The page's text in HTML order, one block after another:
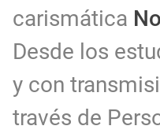
carismática
Desde los
y con
través de